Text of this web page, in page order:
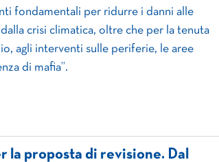
fondamentali per ridurre i danni alle
crisi climatica, oltre che per la tenuta
agli interventi sulle periferie, le aree
di mafia”.
la proposta di revisione. Dal